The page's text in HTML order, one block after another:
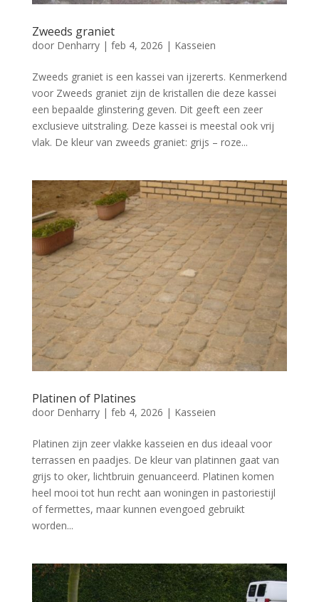
Zweeds graniet
door Denharry| feb 4, 2026 | Kasseien
Zweeds graniet is een kassei van ijzererts. Kenmerkend
voor Zweeds graniet zijn de kristallen die deze kassei
een bepaalde glinstering geven. Dit geeft een zeer
exclusieve uitstraling. Deze kassei is meestal ook vrij
vlak. De kleur van zweeds graniet: grijs – roze...
Platinen of Platines
door Denharry| feb 4, 2026 | Kasseien
Platinen zijn zeer vlakke kasseien en dus ideaal voor
terrassen en paadjes. De kleur van platinnen gaat van
grijs to oker, lichtbruin genuanceerd. Platinen komen
heel mooi tot hun recht aan woningen in pastoriestijl
of fermettes, maar kunnen evengoed gebruikt
worden...